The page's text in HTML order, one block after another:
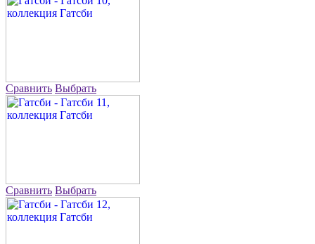
Сравнить Выбрать
Сравнить Выбрать